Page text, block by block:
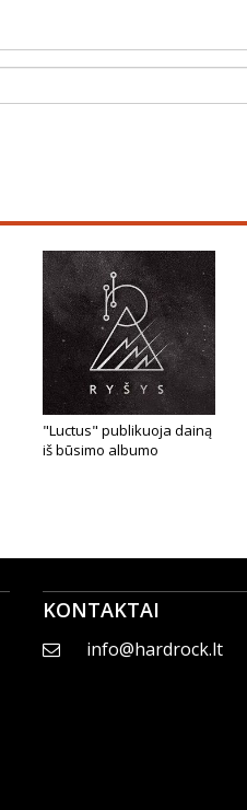
"Luctus" publikuoja dainą
iš būsimo albumo
KONTAKTAI
info@hardrock.lt